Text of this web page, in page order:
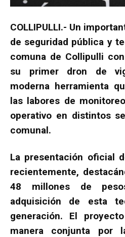
COLLIPULLI.- Un
de seguridad pública y
comuna de Collipulli
su primer dron de
moderna herramienta
las labores de
operativo en distintos
comunal.
La presentación oficial
recientemente,
48 millones de
adquisición de esta
generación. El
manera conjunta por